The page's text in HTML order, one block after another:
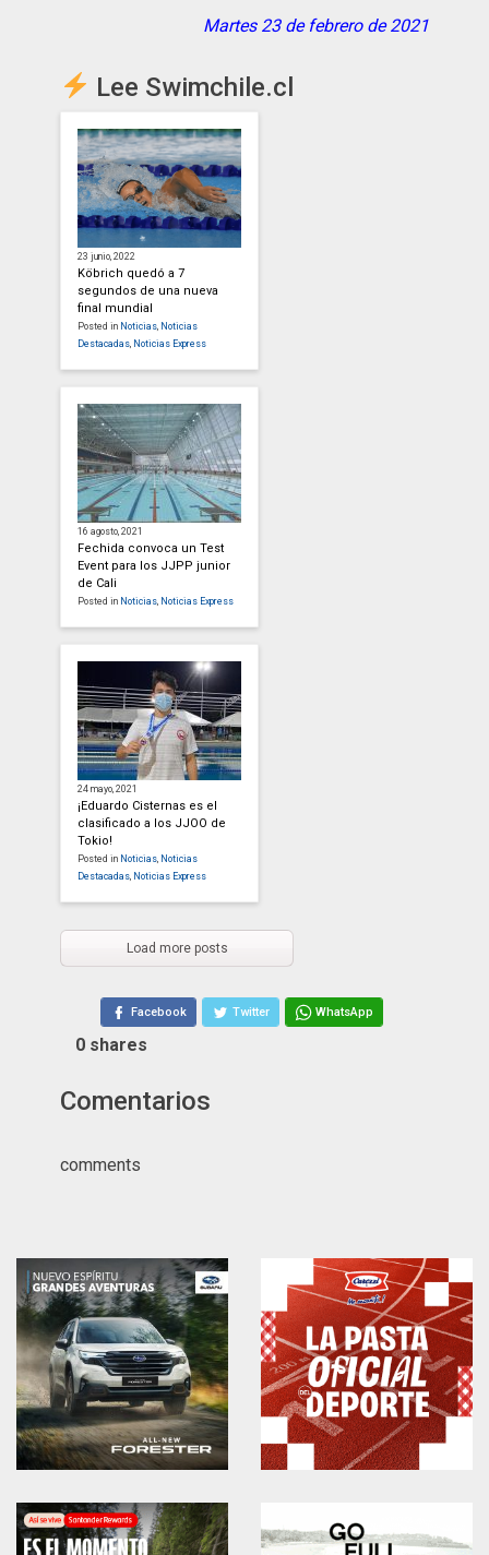
Martes 23 de febrero de 2021
Lee Swimchile.cl
23 junio, 2022
Köbrich quedó a 7
segundos de una nueva
final mundial
Posted in Noticias, Noticias
Destacadas, Noticias Express
16 agosto, 2021
Fechida convoca un Test
Event para los JJPP junior
de Cali
Posted in Noticias, Noticias Express
24 mayo, 2021
¡Eduardo Cisternas es el
clasificado a los JJOO de
Tokio!
Posted in Noticias, Noticias
Destacadas, Noticias Express
Load more posts
Facebook Twitter WhatsApp
0 shares
Comentarios
comments